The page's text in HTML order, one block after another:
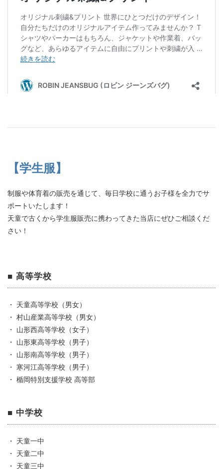
【学生服】
制服や体育着の販売を通じて、毎日学校に通うお子様を全力でサ
ポートいたします！
天童で古くから学生服販売に携わってきた当店にぜひご相談くだ
さい！
■ 高等学校
・ 天童高等学校（男女）
・ 村山産業高等学校（男女）
・ 山形西高等学校（女子）
・ 山形東高等学校（男子）
・ 山形南高等学校（男子）
・ 寒河江高等学校（男子）
・ 楯岡特別支援学校 高等部
■ 中学校
・ 天童一中
・ 天童二中
・ 天童三中